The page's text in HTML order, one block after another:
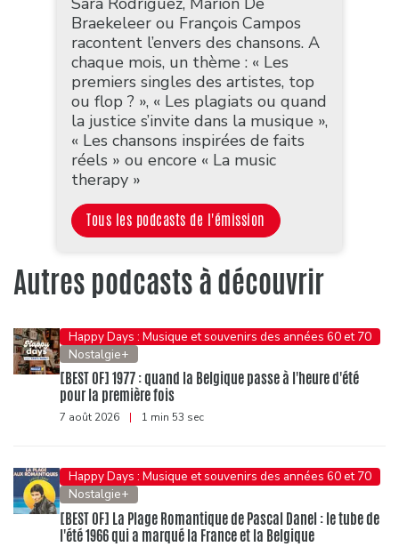
Braekeleer ou François Campos
racontent l’envers des chansons. A
chaque mois, un thème : « Les
premiers singles des artistes, top
ou flop ? », « Les plagiats ou quand
la justice s’invite dans la musique »,
« Les chansons inspirées de faits
réels » ou encore « La music
therapy »
Tous les podcasts de l'émission
Autres podcasts à découvrir
Happy Days : Musique et souvenirs des années 60 et 70
Nostalgie+
[BEST OF] 1977 : quand la Belgique passe à l'heure d'été
pour la première fois
7 août 2026 | 1 min 53 sec
Happy Days : Musique et souvenirs des années 60 et 70
Nostalgie+
[BEST OF] La Plage Romantique de Pascal Danel : le tube de
l'été 1966 qui a marqué la France et la Belgique